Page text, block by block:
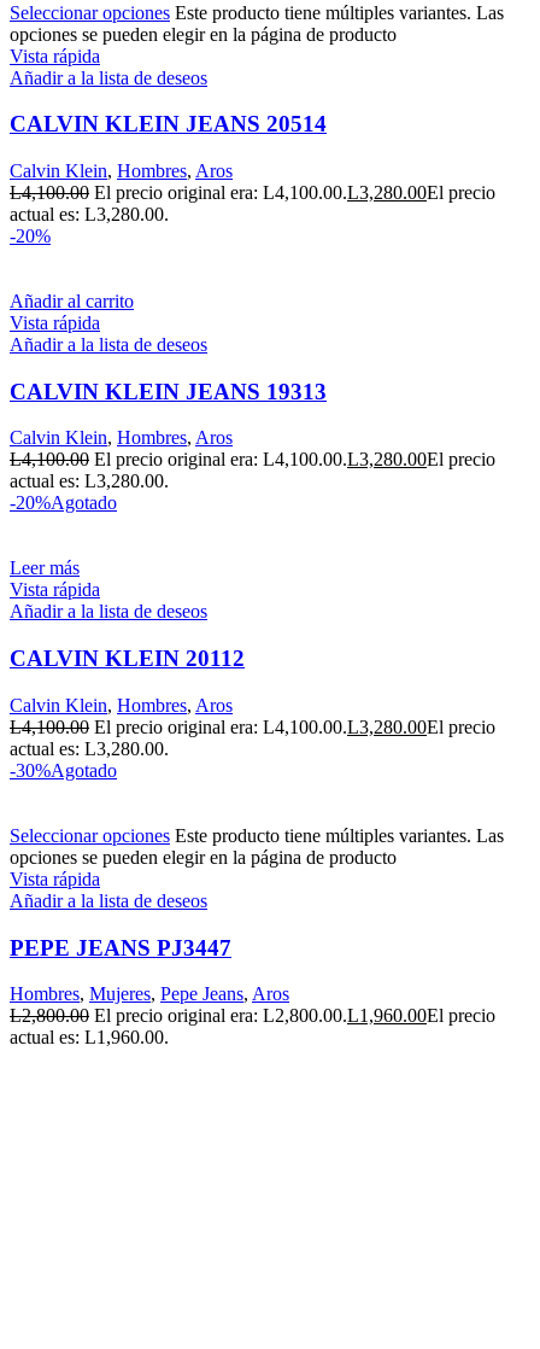
Seleccionar opciones Este producto tiene múltiples variantes. Las
opciones se pueden elegir en la página de producto
Vista rápida
Añadir a la lista de deseos
CALVIN KLEIN JEANS 20514
Calvin Klein, Hombres, Aros
L4,100.00 El precio original era: L4,100.00.L3,280.00El precio
actual es: L3,280.00.
-20%
Añadir al carrito
Vista rápida
Añadir a la lista de deseos
CALVIN KLEIN JEANS 19313
Calvin Klein, Hombres, Aros
L4,100.00 El precio original era: L4,100.00.L3,280.00El precio
actual es: L3,280.00.
-20%Agotado
Leer más
Vista rápida
Añadir a la lista de deseos
CALVIN KLEIN 20112
Calvin Klein, Hombres, Aros
L4,100.00 El precio original era: L4,100.00.L3,280.00El precio
actual es: L3,280.00.
-30%Agotado
Seleccionar opciones Este producto tiene múltiples variantes. Las
opciones se pueden elegir en la página de producto
Vista rápida
Añadir a la lista de deseos
PEPE JEANS PJ3447
Hombres, Mujeres, Pepe Jeans, Aros
L2,800.00 El precio original era: L2,800.00.L1,960.00El precio
actual es: L1,960.00.